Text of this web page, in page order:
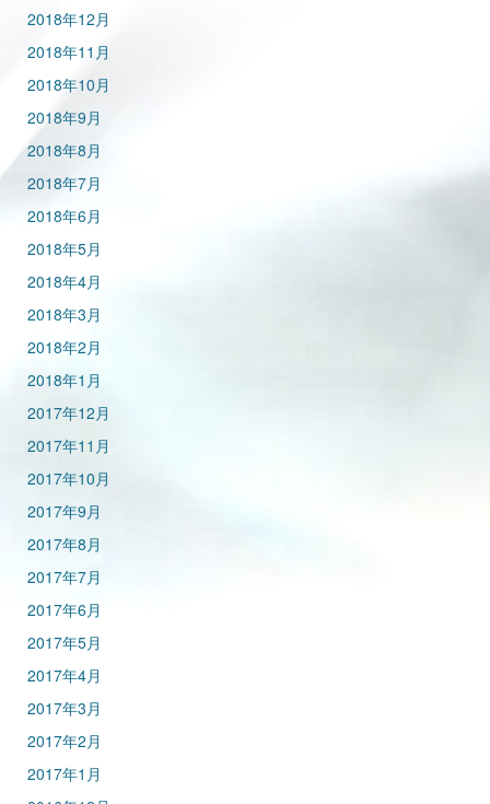
2018年12月
2018年11月
2018年10月
2018年9月
2018年8月
2018年7月
2018年6月
2018年5月
2018年4月
2018年3月
2018年2月
2018年1月
2017年12月
2017年11月
2017年10月
2017年9月
2017年8月
2017年7月
2017年6月
2017年5月
2017年4月
2017年3月
2017年2月
2017年1月